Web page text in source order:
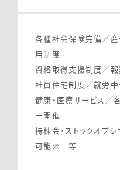
各種社会保険完備／産
用制度
資格取得支援制度／
社員住宅制度／就労
健康・医療サービス／
ー開催
持株会・ストックオプ
可能※ 等